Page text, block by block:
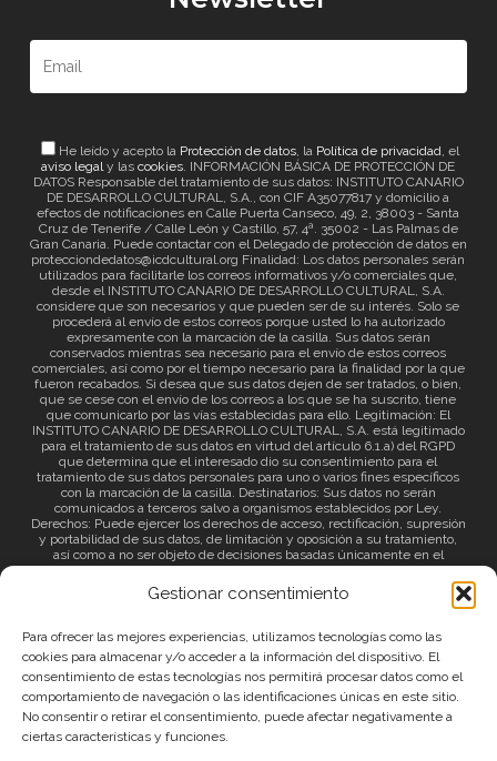
Gestionar consentimiento
Para ofrecer las mejores experiencias, utilizamos tecnologías como las
cookies para almacenar y/o acceder a la información del dispositivo. El
consentimiento de estas tecnologías nos permitirá procesar datos como el
comportamiento de navegación o las identificaciones únicas en este sitio.
No consentir o retirar el consentimiento, puede afectar negativamente a
ciertas características y funciones.
He leído y acepto la Protección de datos, la Política de privacidad, el
aviso legaly lascookies. INFORMACIÓN BÁSICA DE PROTECCIÓN DE
DATOS Responsable del tratamiento de sus datos: INSTITUTO CANARIO
DE DESARROLLO CULTURAL, S.A., con CIF A35077817 y domicilio a
efectos de notificaciones en Calle Puerta Canseco, 49, 2, 38003 - Santa
Cruz de Tenerife / Calle León y Castillo, 57, 4ª. 35002 - Las Palmas de
Gran Canaria. Puede contactar con el Delegado de protección de datos en
protecciondedatos@icdcultural.org Finalidad: Los datos personales serán
utilizados para facilitarle los correos informativos y/o comerciales que,
desde el INSTITUTO CANARIO DE DESARROLLO CULTURAL, S.A.
considere que son necesarios y que pueden ser de su interés. Solo se
procederá al envío de estos correos porque usted lo ha autorizado
expresamente con la marcación de la casilla. Sus datos serán
conservados mientras sea necesario para el envío de estos correos
comerciales, así como por el tiempo necesario para la finalidad por la que
fueron recabados. Si desea que sus datos dejen de ser tratados, o bien,
que se cese con el envío de los correos a los que se ha suscrito, tiene
que comunicarlo por las vías establecidas para ello. Legitimación: El
INSTITUTO CANARIO DE DESARROLLO CULTURAL, S.A. está legitimado
para el tratamiento de sus datos en virtud del artículo 6.1.a) del RGPD
que determina que el interesado dio su consentimiento para el
tratamiento de sus datos personales para uno o varios fines específicos
con la marcación de la casilla. Destinatarios: Sus datos no serán
comunicados a terceros salvo a organismos establecidos por Ley.
Derechos: Puede ejercer los derechos de acceso, rectificación, supresión
y portabilidad de sus datos, de limitación y oposición a su tratamiento,
así como a no ser objeto de decisiones basadas únicamente en el
tratamiento automatizado de sus datos y revocar el consentimiento
prestado. Información adicional: Puede consultar la información adicional
a través del siguienteenlace.